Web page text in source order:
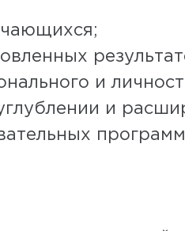
и
и